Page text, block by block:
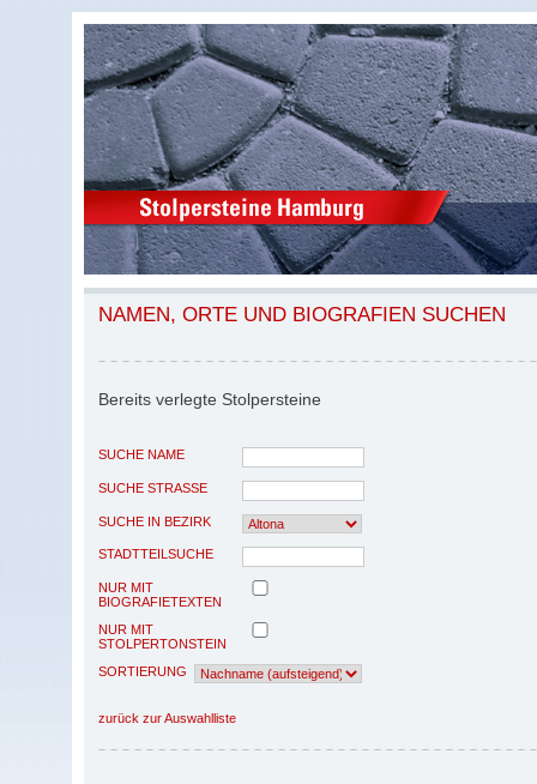
NAMEN, ORTE UND BIOGRAFIEN SUCHEN
Bereits verlegte Stolpersteine
SUCHE NAME
SUCHE STRASSE
SUCHE IN BEZIRK
STADTTEILSUCHE
NUR MIT
BIOGRAFIETEXTEN
NUR MIT
STOLPERTONSTEIN
SORTIERUNG
zurück zur Auswahlliste